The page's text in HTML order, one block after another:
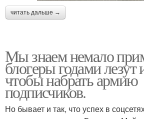
читать дальше →
Мы знаем немало
блогеры годами лезут
чтобы набрать армию
подписчиков.
Но бывает и так, что успех в